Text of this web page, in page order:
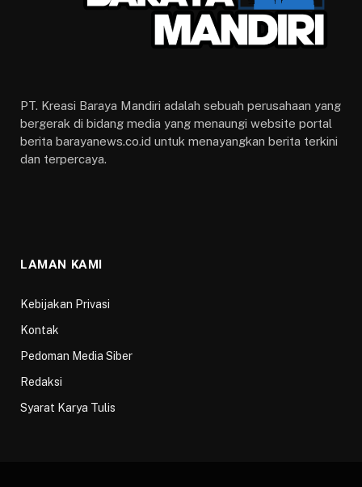
PT. Kreasi Baraya Mandiri adalah sebuah perusahaan yang
bergerak di bidang media yang menaungi website portal
berita barayanews.co.id untuk menayangkan berita terkini
dan terpercaya.
LAMAN KAMI
Kebijakan Privasi
Kontak
Pedoman Media Siber
Redaksi
Syarat Karya Tulis